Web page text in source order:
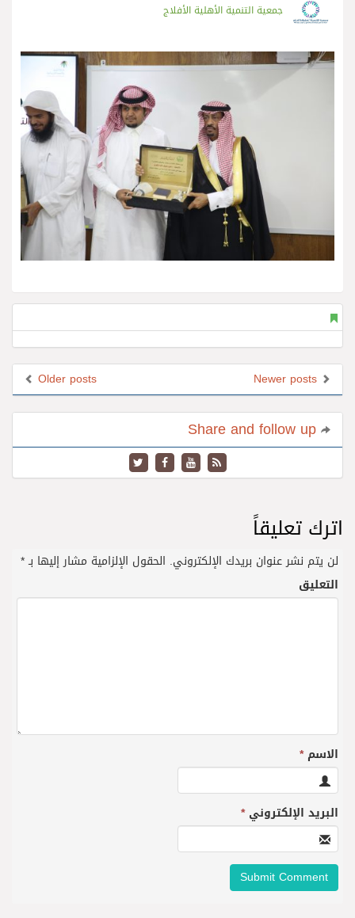
جمعية التنمية الأهلية الأفلاج
Older posts
اترك تعليقاً
لن يتم نشر عنوان بريدك الإلكتروني. الحقول الإلزامية مشار إليها بـ*
التعليق
الاسم*
البريد الإلكتروني*